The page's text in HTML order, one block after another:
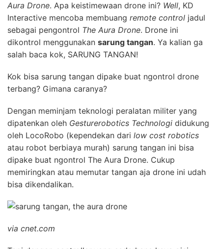
Aura Drone. Apa keistimewaan drone ini? Well, KD
Interactive mencoba membuang remote control jadul
sebagai pengontrol The Aura Drone. Drone ini
dikontrol menggunakan sarung tangan. Ya kalian ga
salah baca kok, SARUNG TANGAN!
Kok bisa sarung tangan dipake buat ngontrol drone
terbang? Gimana caranya?
Dengan meminjam teknologi peralatan militer yang
dipatenkan oleh Gesturerobotics Technologi didukung
oleh LocoRobo (kependekan dari low cost robotics
atau robot berbiaya murah) sarung tangan ini bisa
dipake buat ngontrol The Aura Drone. Cukup
memiringkan atau memutar tangan aja drone ini udah
bisa dikendalikan.
via cnet.com